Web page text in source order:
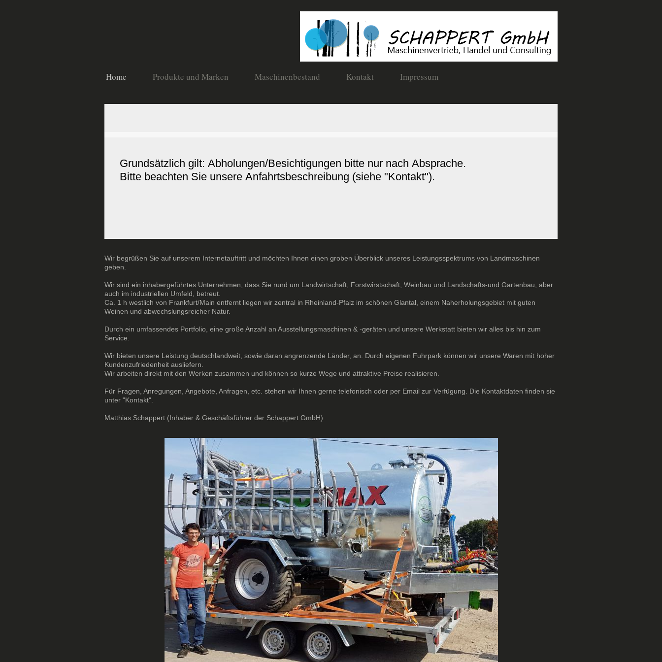
Home Produkte und Marken Maschinenbestand Kontakt Impressum
Grundsätzlich gilt: Abholungen/Besichtigungen bitte nur nach Absprache.
Bitte beachten Sie unsere Anfahrtsbeschreibung (siehe "Kontakt").
Wir begrüßen Sie auf unserem Internetauftritt und möchten Ihnen einen groben Überblick unseres Leistungsspektrums von Landmaschinen
geben.
Wir sind ein inhabergeführtes Unternehmen, dass Sie rund um Landwirtschaft, Forstwirstschaft, Weinbau und Landschafts-und Gartenbau, aber
auch im industriellen Umfeld, betreut.
Ca. 1 h westlich von Frankfurt/Main entfernt liegen wir zentral in Rheinland-Pfalz im schönen Glantal, einem Naherholungsgebiet mit guten
Weinen und abwechslungsreicher Natur.
Durch ein umfassendes Portfolio, eine große Anzahl an Ausstellungsmaschinen & -geräten und unsere Werkstatt bieten wir alles bis hin zum
Service.
Wir bieten unsere Leistung deutschlandweit, sowie daran angrenzende Länder, an. Durch eigenen Fuhrpark können wir unsere Waren mit hoher
Kundenzufriedenheit ausliefern.
Wir arbeiten direkt mit den Werken zusammen und können so kurze Wege und attraktive Preise realisieren.
Für Fragen, Anregungen, Angebote, Anfragen, etc. stehen wir Ihnen gerne telefonisch oder per Email zur Verfügung. Die Kontaktdaten finden sie
unter "Kontakt".
Matthias Schappert (Inhaber & Geschäftsführer der Schappert GmbH)